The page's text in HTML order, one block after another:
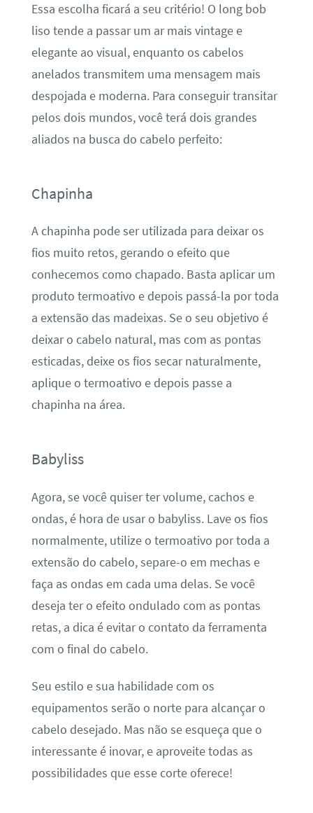
Essa escolha ficará a seu critério! O long bob
liso tende a passar um ar mais vintage e
elegante ao visual, enquanto os cabelos
anelados transmitem uma mensagem mais
despojada e moderna. Para conseguir transitar
pelos dois mundos, você terá dois grandes
aliados na busca do cabelo perfeito:
Chapinha
A chapinha pode ser utilizada para deixar os
fios muito retos, gerando o efeito que
conhecemos como chapado. Basta aplicar um
produto termoativo e depois passá-la por toda
a extensão das madeixas. Se o seu objetivo é
deixar o cabelo natural, mas com as pontas
esticadas, deixe os fios secar naturalmente,
aplique o termoativo e depois passe a
chapinha na área.
Babyliss
Agora, se você quiser ter volume, cachos e
ondas, é hora de usar o babyliss. Lave os fios
normalmente, utilize o termoativo por toda a
extensão do cabelo, separe-o em mechas e
faça as ondas em cada uma delas. Se você
deseja ter o efeito ondulado com as pontas
retas, a dica é evitar o contato da ferramenta
com o final do cabelo.
Seu estilo e sua habilidade com os
equipamentos serão o norte para alcançar o
cabelo desejado. Mas não se esqueça que o
interessante é inovar, e aproveite todas as
possibilidades que esse corte oferece!